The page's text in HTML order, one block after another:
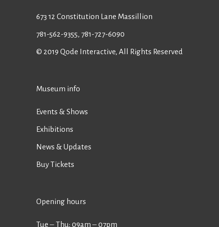
673 12 Constitution Lane Massillion
781-562-9355, 781-727-6090
© 2019 Qode Interactive, All Rights Reserved
Museum info
Events & Shows
Exhibitions
News & Updates
Buy Tickets
Opening hours
Tue ‒ Thu: 09am ‒ 07pm